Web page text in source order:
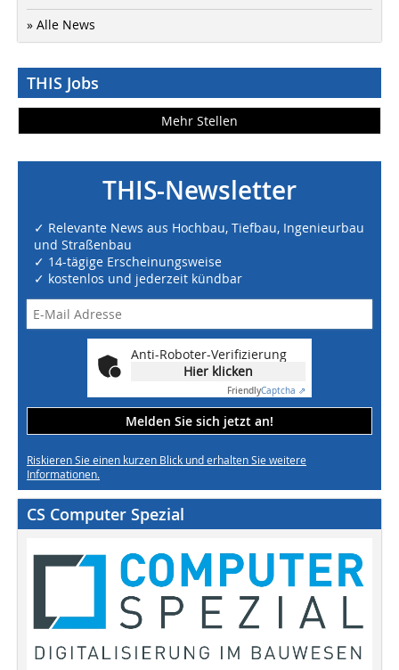
» Alle News
THIS Jobs
Mehr Stellen
THIS-Newsletter
✓ Relevante News aus Hochbau, Tiefbau, Ingenieurbau
und Straßenbau
✓ 14-tägige Erscheinungsweise
✓ kostenlos und jederzeit kündbar
Anti-Roboter-Verifizierung
Hier klicken
FriendlyCaptcha ⇗
Melden Sie sich jetzt an!
Riskieren Sie einen kurzen Blick und erhalten Sie weitere
Informationen.
CS Computer Spezial